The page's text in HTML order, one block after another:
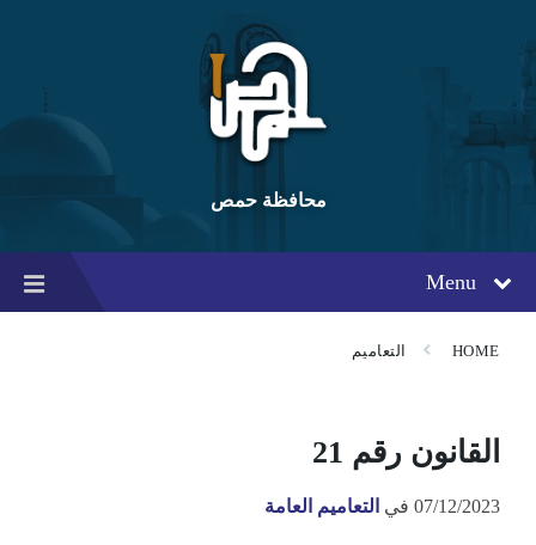
content
main
navigation
footer
محافظة حمص
Menu
HOME التعاميم
القانون رقم 21
07/12/2023 في التعاميم العامة